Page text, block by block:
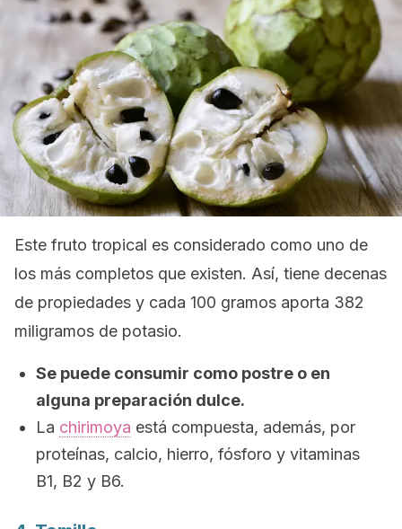
Este fruto tropical es considerado como uno de
los más completos que existen. Así, tiene decenas
de propiedades y cada 100 gramos aporta 382
miligramos de potasio.
Se puede consumir como postre o en
alguna preparación dulce.
La chirimoya está compuesta, además, por
proteínas, calcio, hierro, fósforo y vitaminas
B1, B2 y B6.